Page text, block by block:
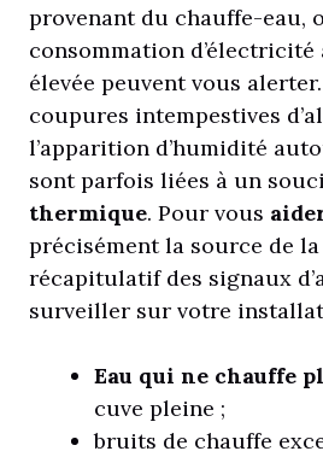
provenant du chauffe-eau,
consommation
élevée peuvent vous
coupures intempestives
l’apparition d’humidité
sont parfois liées à un
thermique. Pour vous
précisément la source de la
récapitulatif des signaux
surveiller sur votre
Eau qui ne chauffe
cuve pleine ;
bruits de chauffe